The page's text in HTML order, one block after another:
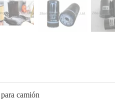
camión